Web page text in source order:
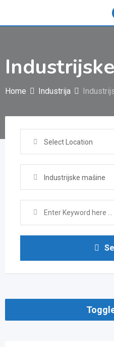
Home Industrija
Select Location
Industrijske mašine